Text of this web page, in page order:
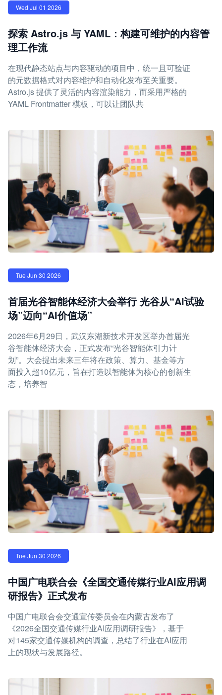
Wed Jul 01 2026
探索 Astro.js 与 YAML：构建可维护的内容管
理工作流
在现代静态站点与内容驱动的项目中，统一且可验证
的元数据格式对内容维护和自动化发布至关重要。
Astro.js 提供了灵活的内容渲染能力，而采用严格的
YAML Frontmatter 模板，可以让团队共
Tue Jun 30 2026
首届光谷智能体经济大会举行 光谷从“AI试验
场”迈向“AI价值场”
2026年6月29日，武汉东湖新技术开发区举办首届光
谷智能体经济大会，正式发布“光谷智能体引力计
划”。大会提出未来三年将在政策、算力、基金等方
面投入超10亿元，旨在打造以智能体为核心的创新生
态，培养智
Tue Jun 30 2026
中国广电联合会《全国交通传媒行业AI应用调
研报告》正式发布
中国广电联合会交通宣传委员会在内蒙古发布了
《2026全国交通传媒行业AI应用调研报告》，基于
对145家交通传媒机构的调查，总结了行业在AI应用
上的现状与发展路径。